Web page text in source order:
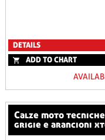
DETAILS
ADD TO CHART
calze moto tecniche sportive estive leggere corte
grigie e arancioni